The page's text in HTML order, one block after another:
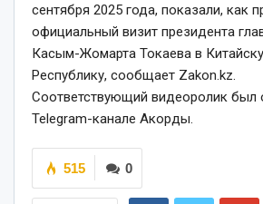
сентября 2025 года, показали, как
официальный визит президента
Касым-Жомарта Токаева в
Республику, сообщает Zakon.kz.
Соответствующий видеоролик был
Telegram-канале Акорды.
0
515